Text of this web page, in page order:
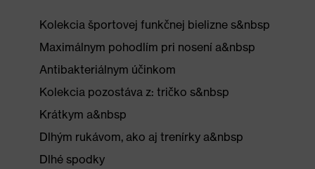
Kolekcia športovej funkčnej bielizne s&nbsp
Maximálnym pohodlím pri nosení a&nbsp
Antibakteriálnym účinkom
Kolekcia pozostáva z: tričko s&nbsp
Krátkym a&nbsp
Dlhým rukávom, ako aj trenírky a&nbsp
Dlhé spodky